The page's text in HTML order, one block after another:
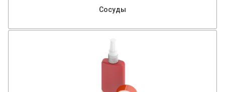
Сосуды